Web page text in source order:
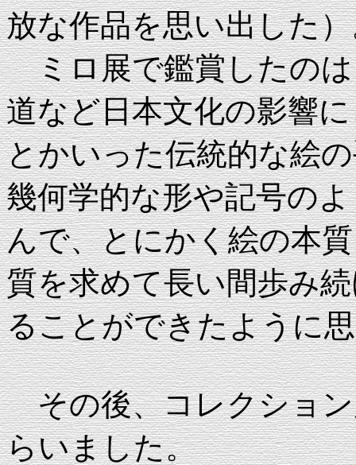
放な作品を思い出した
ミロ展で鑑賞したのは
道など日本文化の影響
とかいった伝統的な絵
幾何学的な形や記号の
んで、とにかく絵の本
質を求めて長い間歩み
ることができたように
その後、コレクション
らいました。